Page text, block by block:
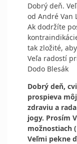
Dobrý deň.
od André Van
Ak dodržíte
tak zložité,
Veľa radostí
Dodo Blesák
Dobrý deň,
prospieva
zdraviu a
jogy. Prosím
možnostiach
Veľmi pekne